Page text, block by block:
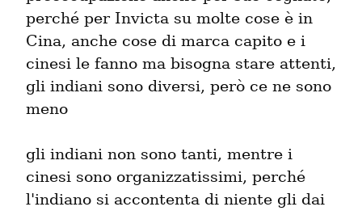
perché per Invicta su molte cose è in
Cina, anche cose di marca capito e i
cinesi le fanno ma bisogna stare attenti,
gli indiani sono diversi, però ce ne sono
meno
gli indiani non sono tanti, mentre i
cinesi sono organizzatissimi, perché
l'indiano si accontenta di niente gli dai